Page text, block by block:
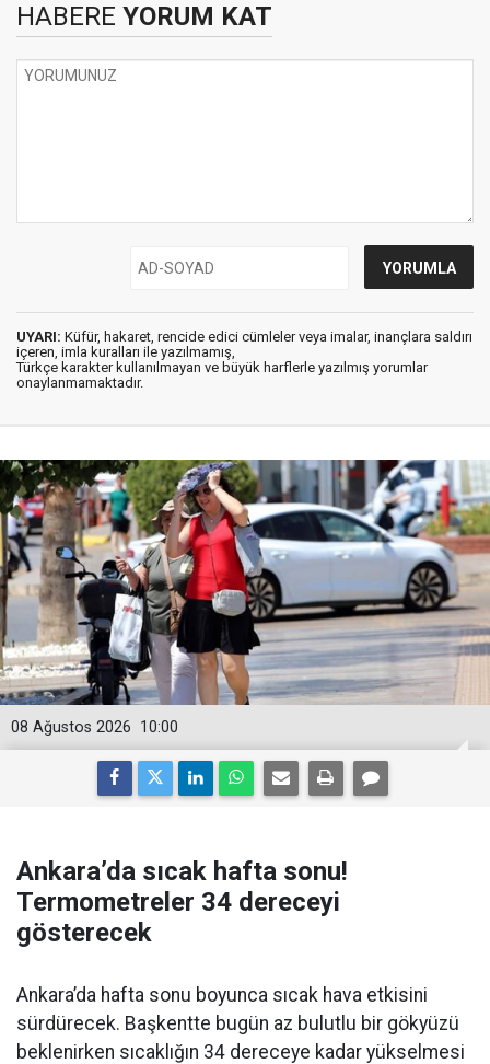
HABERE YORUM KAT
UYARI: Küfür, hakaret, rencide edici cümleler veya imalar, inançlara saldırı
içeren, imla kuralları ile yazılmamış,
Türkçe karakter kullanılmayan ve büyük harflerle yazılmış yorumlar
onaylanmamaktadır.
10:00
08 Ağustos 2026
Ankara’da sıcak hafta sonu!
Termometreler 34 dereceyi
gösterecek
Ankara’da hafta sonu boyunca sıcak hava etkisini
sürdürecek. Başkentte bugün az bulutlu bir gökyüzü
beklenirken sıcaklığın 34 dereceye kadar yükselmesi